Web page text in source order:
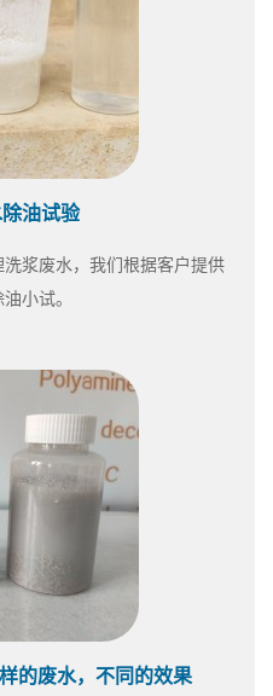
油试验
浆废水，我们根据客户提供
小试。
的废水，不同的效果